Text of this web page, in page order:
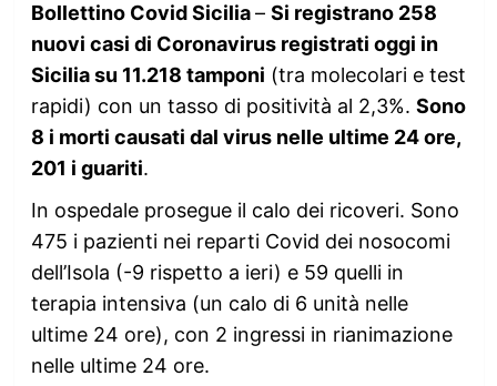
Bollettino Covid Sicilia– Si registrano 258
nuovi casi di Coronavirus registrati oggi in
Sicilia su 11.218 tamponi (tra molecolari e test
rapidi) con un tasso di positività al 2,3%. Sono
8 i morti causati dal virus nelle ultime 24 ore,
201 i guariti.
In ospedale prosegue il calo dei ricoveri. Sono
475 i pazienti nei reparti Covid dei nosocomi
dell’Isola (-9 rispetto a ieri) e 59 quelli in
terapia intensiva (un calo di 6 unità nelle
ultime 24 ore), con 2 ingressi in rianimazione
nelle ultime 24 ore.